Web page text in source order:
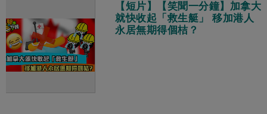
【短片】【笑聞一分鐘】加拿大
就快收起「救生艇」 移加港人
永居無期得個桔？